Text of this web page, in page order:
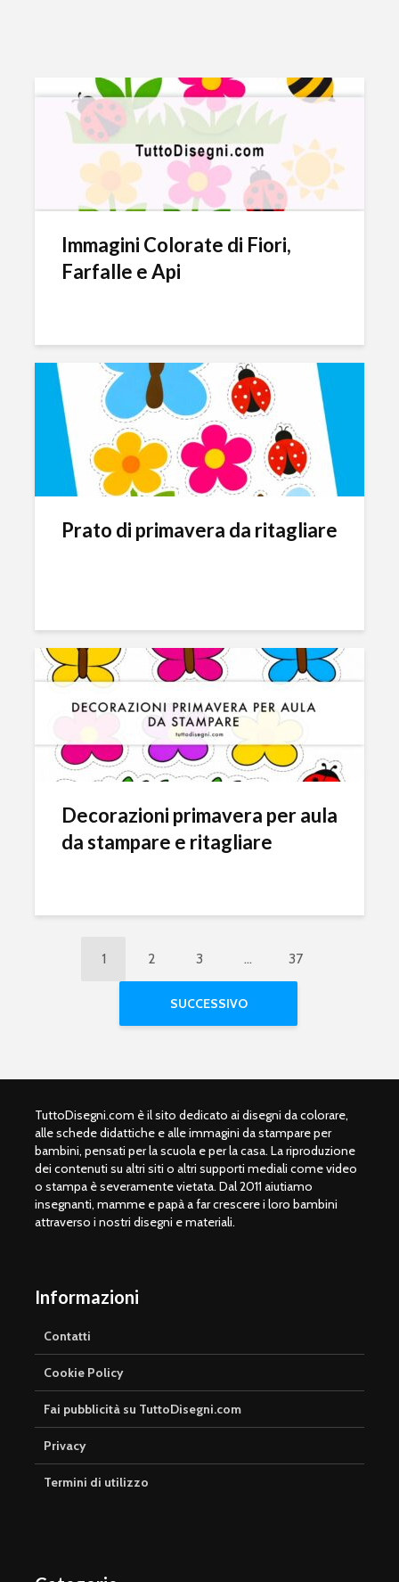
Immagini Colorate di Fiori,
Farfalle e Api
Prato di primavera da ritagliare
Decorazioni primavera per aula
da stampare e ritagliare
1 2 3 … 37
SUCCESSIVO
TuttoDisegni.com è il sito dedicato ai disegni da colorare,
alle schede didattiche e alle immagini da stampare per
bambini, pensati per la scuola e per la casa. La riproduzione
dei contenuti su altri siti o altri supporti mediali come video
o stampa è severamente vietata. Dal 2011 aiutiamo
insegnanti, mamme e papà a far crescere i loro bambini
attraverso i nostri disegni e materiali.
Informazioni
Contatti
Cookie Policy
Fai pubblicità su TuttoDisegni.com
Privacy
Termini di utilizzo